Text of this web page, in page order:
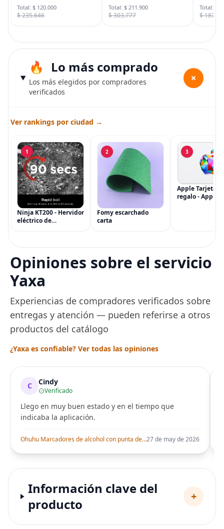
Total: $ 120.000
$ 235.646
Total: $ 211.900
$ 303.777
Total: $
$
Lo más comprado
Los más elegidos por compradores
verificados
+
Ver rankings por ciudad →
1
Ninja KT200 - Hervidor
eléctrico de
ajuste de temperatura
de Acero
2
Fomy escarchado
carta
3
Apple Tarjeta
regalo - App
Opiniones sobre el servicio
Yaxa
Experiencias de compradores verificados sobre
entregas y atención — pueden referirse a otros
productos del catálogo
¿Yaxa es confiable? Ver todas las opiniones
C Cindy
Verificado
Llego en muy buen estado y en el tiempo que
indicaba la aplicación.
Ohuhu Marcadores de alcohol con punta de pincel – Juego de marcadores artísticos de doble punta con certificación AP para artistas adultos27 de may de 2026
Información clave del
producto
+